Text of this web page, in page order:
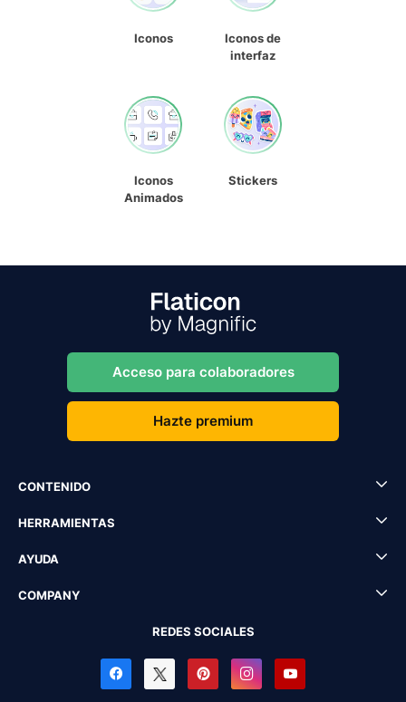
Iconos
Iconos de
interfaz
Iconos
Animados
Stickers
Acceso para colaboradores
Hazte premium
CONTENIDO
HERRAMIENTAS
AYUDA
COMPANY
REDES SOCIALES